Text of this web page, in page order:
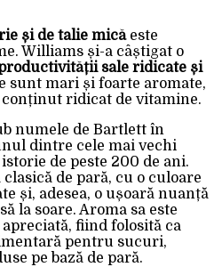
și de talie micăeste
Williams și-a câștigat o
sale ridicate și
sunt mari și foarte aromate,
ridicat de vitamine.
numele de Bartlett în
dintre cele mai vechi
de peste 200 de ani.
de pară, cu o culoare
și, adesea, o ușoară nuanță
la soare. Aroma sa este
fiind folosită ca
pentru sucuri,
pe bază de pară.